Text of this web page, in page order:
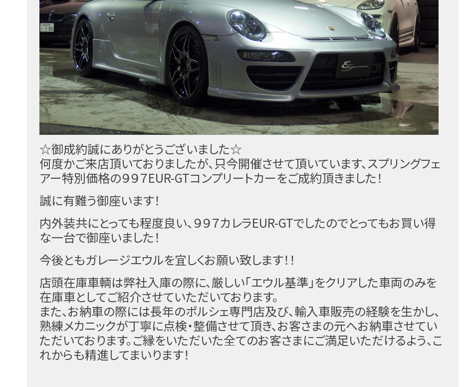
☆御成約誠にありがとうございました☆
何度かご来店頂いておりましたが、只今開催させて頂いています、スプリングフェ
アー特別価格の９９７EUR-GTコンプリートカーをご成約頂きました！
誠に有難う御座います！
内外装共にとっても程度良い、９９７カレラEUR-GTでしたのでとってもお買い得
な一台で御座いました！
今後ともガレージエウルを宜しくお願い致します！！
店頭在庫車輌は弊社入庫の際に、厳しい「エウル基準」をクリアした車両のみを
在庫車としてご紹介させていただいております。
また、お納車の際には長年のポルシェ専門店及び、輸入車販売の経験を生かし、
熟練メカニックが丁寧に点検・整備させて頂き、お客さまの元へお納車させてい
ただいております。ご縁をいただいた全てのお客さまにご満足いただけるよう、こ
れからも精進してまいります！